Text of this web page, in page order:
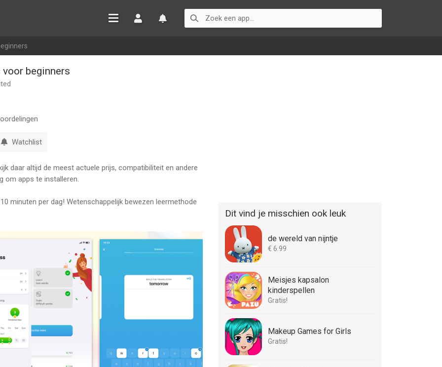
voor beginners
Watchlist
daar altijd de meest actuele prijs, compatibiliteit en andere
om apps te installeren.
minuten per dag! Wetenschappelijk bewezen leermethode
je gegarandeerd je Engelse spreekvaardigheid en zul je een
dat je verliefd wordt op de Engelse taal en til je je
moeilijkheidsniveau, samengesteld en ingesproken door
en vrienden, Werk en straattaal - leer het echte Engels,
Dit vind je misschien ook leuk
de wereld van nijntje
€ 6.99
Meisjes kapsalon
kinderspellen
Gratis!
Makeup Games for Girls
Gratis!